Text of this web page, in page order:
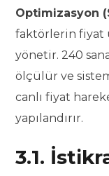
Optimizasyon
faktörlerin fiyat
yönetir. 240
ölçülür ve
canlı fiyat
yapılandırır.
3.1.